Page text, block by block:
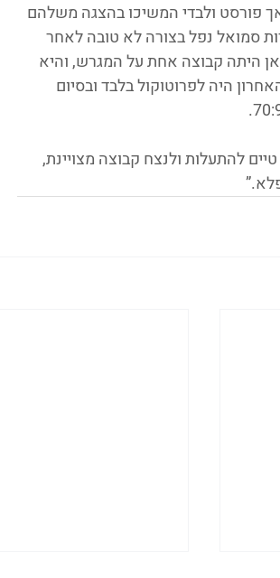
פורסט ולבדי המשיכו בהצגה משלהם
רכז שדרות סמואל נפל בצורה לא טובה לאחר
היתה קבוצה אחת על המגרש, והיא
הרבע האחרון היה לפרוטוקול בלבד ובסיום
להתעלות ולנצח קבוצה מצויינת,